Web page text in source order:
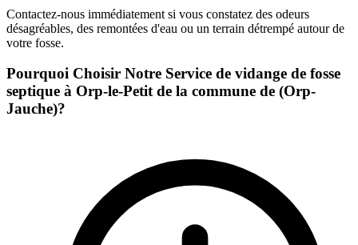
Contactez-nous immédiatement si vous constatez des odeurs
désagréables, des remontées d'eau ou un terrain détrempé autour de
votre fosse.
Pourquoi Choisir Notre Service de vidange de fosse
septique à Orp-le-Petit de la commune de (Orp-
Jauche)?